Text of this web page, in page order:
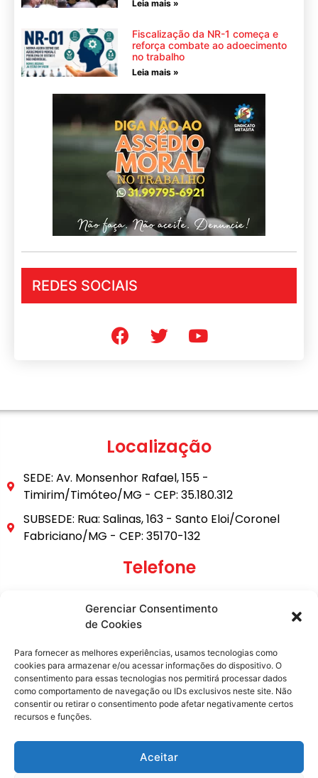
Gerenciar Consentimento
de Cookies
Para fornecer as melhores experiências, usamos tecnologias como
cookies para armazenar e/ou acessar informações do dispositivo. O
consentimento para essas tecnologias nos permitirá processar dados
como comportamento de navegação ou IDs exclusivos neste site. Não
consentir ou retirar o consentimento pode afetar negativamente certos
recursos e funções.
Aceitar
Leia mais »
Fiscalização da NR-1 começa e
reforça combate ao adoecimento
no trabalho
Leia mais »
REDES SOCIAIS
Localização
SEDE: Av. Monsenhor Rafael, 155 -
Timirim/Timóteo/MG - CEP: 35.180.312
SUBSEDE: Rua: Salinas, 163 - Santo Eloi/Coronel
Fabriciano/MG - CEP: 35170-132
Telefone
(31) 99795-6921
E-mail
secretaria@metasita.org.br
Redes Sociais